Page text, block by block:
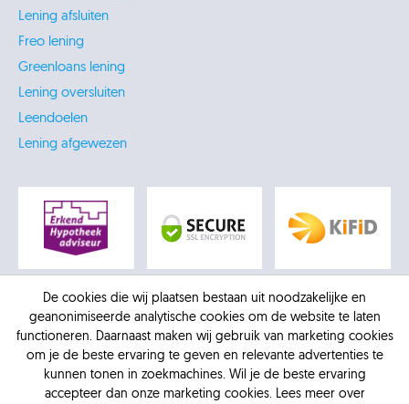
Lening afsluiten
Freo lening
Greenloans lening
Lening oversluiten
Leendoelen
Lening afgewezen
De cookies die wij plaatsen bestaan uit noodzakelijke en
geanonimiseerde analytische cookies om de website te laten
functioneren. Daarnaast maken wij gebruik van marketing cookies
om je de beste ervaring te geven en relevante advertenties te
kunnen tonen in zoekmachines. Wil je de beste ervaring
accepteer dan onze marketing cookies. Lees meer over